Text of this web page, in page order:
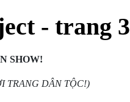
- trang
SHOW!
TRANG DÂN TỘC!)